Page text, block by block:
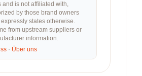
is not affiliated with,
by those brand owners
states otherwise.
from upstream suppliers or
information.
· Über uns